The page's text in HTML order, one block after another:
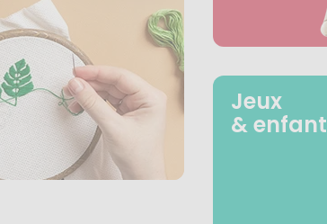
Jeux
& enfant